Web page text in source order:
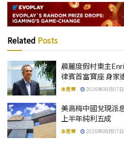
Related Posts
晨麗度假村東主
律賓首富寶座 身家
本思齊 2026年08月07
美高梅中國兌現派
上半年純利五成
本思齊 2026年08月07